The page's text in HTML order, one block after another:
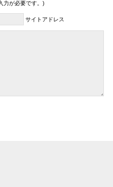
力が必要です。)
サイトアドレス